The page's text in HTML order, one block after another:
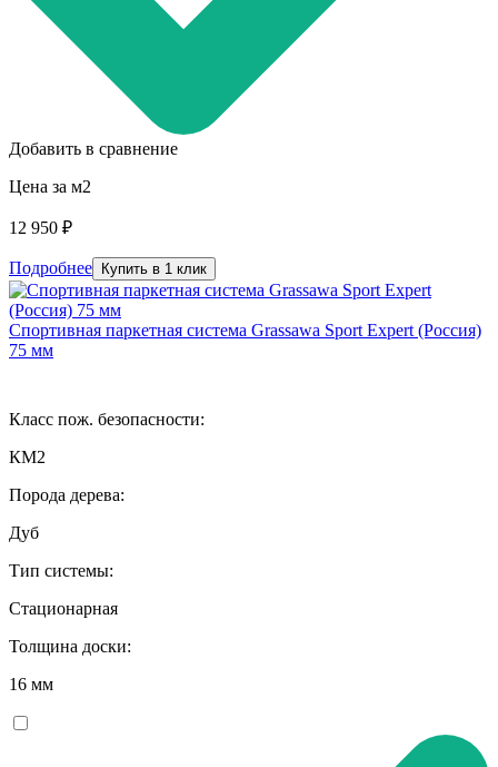
Добавить в сравнение
Цена за м2
12 950 ₽
Подробнее Купить в 1 клик
Спортивная паркетная система Grassawa Sport Expert (Россия)
75 мм
Класс пож. безопасности:
КМ2
Порода дерева:
Дуб
Тип системы:
Стационарная
Толщина доски:
16 мм